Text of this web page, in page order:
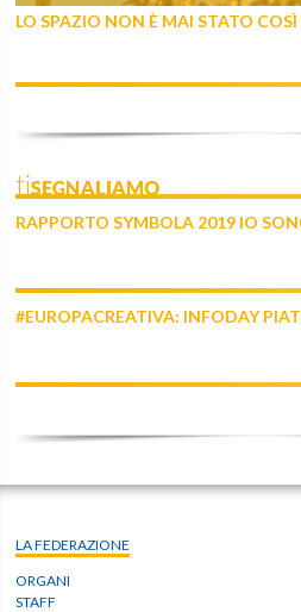
LO SPAZIO NON È MAI STATO
tiSEGNALIAMO
RAPPORTO SYMBOLA 2019 IO
#EUROPACREATIVA: INFODAY
LA FEDERAZIONE
ORGANI
STAFF